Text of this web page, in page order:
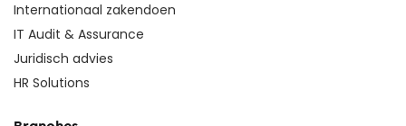
Internationaal zakendoen
IT Audit & Assurance
Juridisch advies
HR Solutions